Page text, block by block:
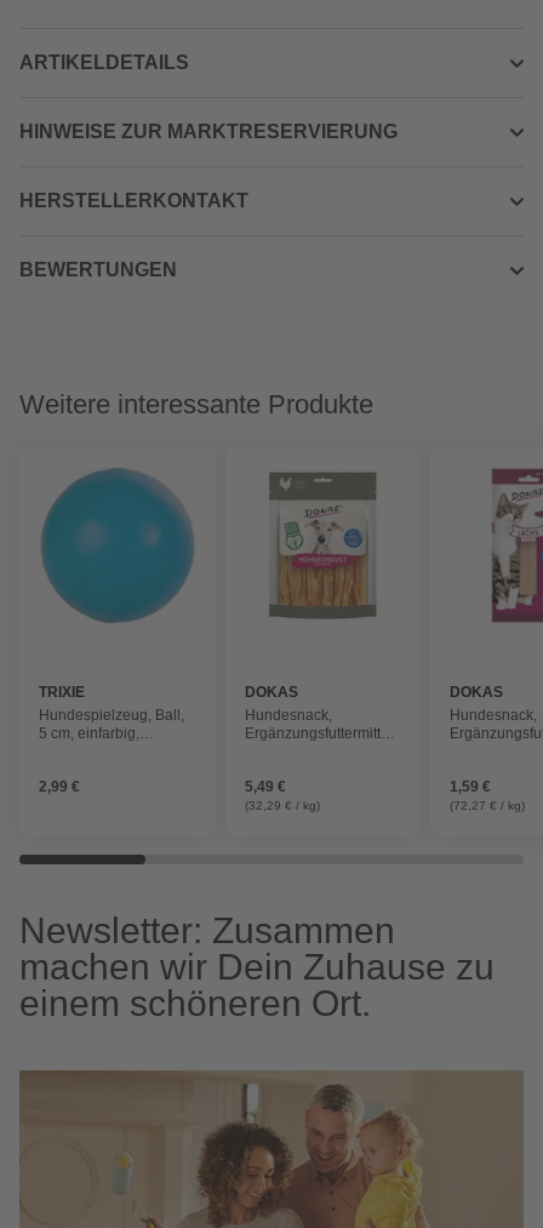
ARTIKELDETAILS
HINWEISE ZUR MARKTRESERVIERUNG
HERSTELLERKONTAKT
BEWERTUNGEN
Weitere interessante Produkte
TRIXIE
Hundespielzeug, Ball,
5 cm, einfarbig,
2,99 €
DOKAS
Hundesnack,
Ergänzungsfuttermittel,
5,49 €
(32,29 € / kg)
DOKAS
Hundesnack,
1,59 €
(72,27 € / kg)
Newsletter: Zusammen
machen wir Dein Zuhause zu
einem schöneren Ort.